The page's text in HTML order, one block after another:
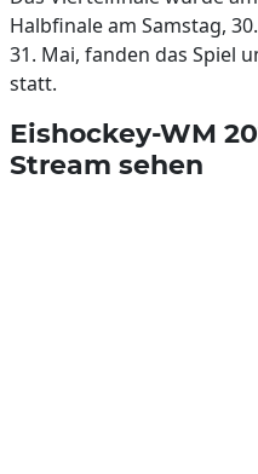
Halbfinale am Samstag,
31. Mai, fanden das Spiel
statt.
Eishockey-WM
Stream sehen